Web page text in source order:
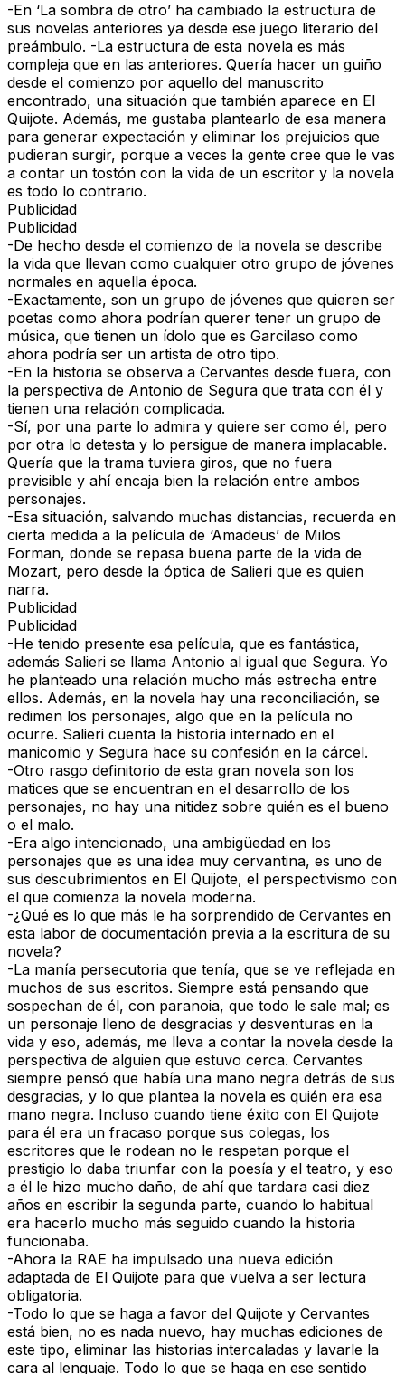
-En ‘La sombra de otro’ ha cambiado la estructura de
sus novelas anteriores ya desde ese juego literario del
preámbulo. -La estructura de esta novela es más
compleja que en las anteriores. Quería hacer un guiño
desde el comienzo por aquello del manuscrito
encontrado, una situación que también aparece en El
Quijote. Además, me gustaba plantearlo de esa manera
para generar expectación y eliminar los prejuicios que
pudieran surgir, porque a veces la gente cree que le vas
a contar un tostón con la vida de un escritor y la novela
es todo lo contrario.
Publicidad
Publicidad
-De hecho desde el comienzo de la novela se describe
la vida que llevan como cualquier otro grupo de jóvenes
normales en aquella época.
-Exactamente, son un grupo de jóvenes que quieren ser
poetas como ahora podrían querer tener un grupo de
música, que tienen un ídolo que es Garcilaso como
ahora podría ser un artista de otro tipo.
-En la historia se observa a Cervantes desde fuera, con
la perspectiva de Antonio de Segura que trata con él y
tienen una relación complicada.
-Sí, por una parte lo admira y quiere ser como él, pero
por otra lo detesta y lo persigue de manera implacable.
Quería que la trama tuviera giros, que no fuera
previsible y ahí encaja bien la relación entre ambos
personajes.
-Esa situación, salvando muchas distancias, recuerda en
cierta medida a la película de ‘Amadeus’ de Milos
Forman, donde se repasa buena parte de la vida de
Mozart, pero desde la óptica de Salieri que es quien
narra.
Publicidad
Publicidad
-He tenido presente esa película, que es fantástica,
además Salieri se llama Antonio al igual que Segura. Yo
he planteado una relación mucho más estrecha entre
ellos. Además, en la novela hay una reconciliación, se
redimen los personajes, algo que en la película no
ocurre. Salieri cuenta la historia internado en el
manicomio y Segura hace su confesión en la cárcel.
-Otro rasgo definitorio de esta gran novela son los
matices que se encuentran en el desarrollo de los
personajes, no hay una nitidez sobre quién es el bueno
o el malo.
-Era algo intencionado, una ambigüedad en los
personajes que es una idea muy cervantina, es uno de
sus descubrimientos en El Quijote, el perspectivismo con
el que comienza la novela moderna.
-¿Qué es lo que más le ha sorprendido de Cervantes en
esta labor de documentación previa a la escritura de su
novela?
-La manía persecutoria que tenía, que se ve reflejada en
muchos de sus escritos. Siempre está pensando que
sospechan de él, con paranoia, que todo le sale mal; es
un personaje lleno de desgracias y desventuras en la
vida y eso, además, me lleva a contar la novela desde la
perspectiva de alguien que estuvo cerca. Cervantes
siempre pensó que había una mano negra detrás de sus
desgracias, y lo que plantea la novela es quién era esa
mano negra. Incluso cuando tiene éxito con El Quijote
para él era un fracaso porque sus colegas, los
escritores que le rodean no le respetan porque el
prestigio lo daba triunfar con la poesía y el teatro, y eso
a él le hizo mucho daño, de ahí que tardara casi diez
años en escribir la segunda parte, cuando lo habitual
era hacerlo mucho más seguido cuando la historia
funcionaba.
-Ahora la RAE ha impulsado una nueva edición
adaptada de El Quijote para que vuelva a ser lectura
obligatoria.
-Todo lo que se haga a favor del Quijote y Cervantes
está bien, no es nada nuevo, hay muchas ediciones de
este tipo, eliminar las historias intercaladas y lavarle la
cara al lenguaje. Todo lo que se haga en ese sentido